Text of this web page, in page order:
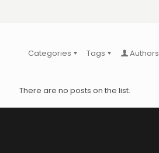
Categories Tags Authors
There are no posts on the list.